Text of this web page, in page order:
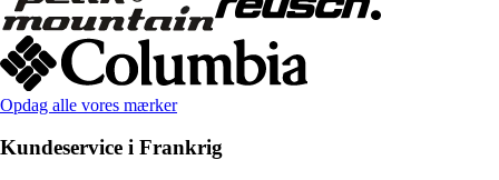
Opdag alle vores mærker
Kundeservice i Frankrig